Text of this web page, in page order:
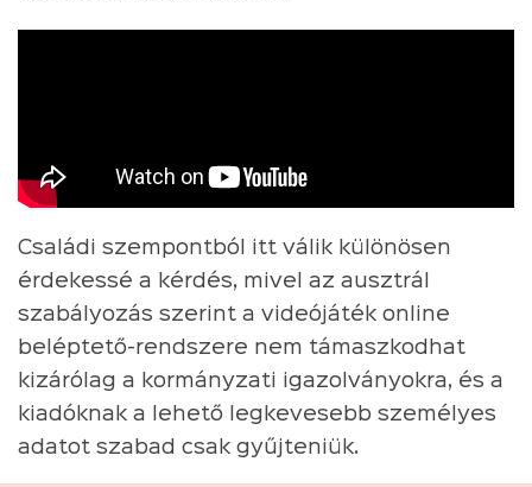
Családi szempontból itt válik különösen
érdekessé a kérdés, mivel az ausztrál
szabályozás szerint a videójáték online
beléptető-rendszere nem támaszkodhat
kizárólag a kormányzati igazolványokra, és a
kiadóknak a lehető legkevesebb személyes
adatot szabad csak gyűjteniük.